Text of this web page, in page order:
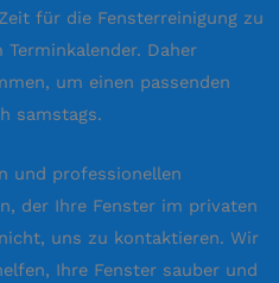
für die Fensterreinigung zu
Daher
um einen passenden
samstags.
und professionellen
der Ihre Fenster im privaten
uns zu kontaktieren. Wir
Ihre Fenster sauber und